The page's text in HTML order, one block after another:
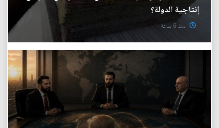
إنتاجية الدولة؟
منذ 6 ساعة